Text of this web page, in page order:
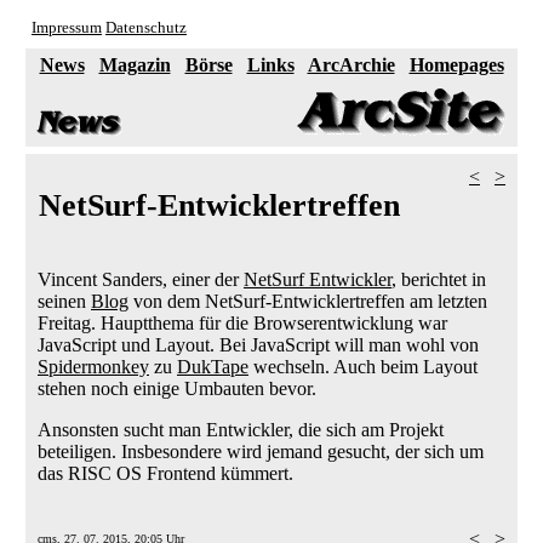
Impressum Datenschutz
News Magazin Börse Links ArcArchie Homepages
NetSurf-Entwicklertreffen
< >
Vincent Sanders, einer derNetSurf Entwickler, berichtet in
seinen Blog von dem NetSurf-Entwicklertreffen am letzten
Freitag. Hauptthema für die Browserentwicklung war
JavaScript und Layout. Bei JavaScript will man wohl von
Spidermonkey zu DukTape wechseln. Auch beim Layout
stehen noch einige Umbauten bevor.
Ansonsten sucht man Entwickler, die sich am Projekt
beteiligen. Insbesondere wird jemand gesucht, der sich um
das RISC OS Frontend kümmert.
cms , 27. 07. 2015, 20:05 Uhr < >